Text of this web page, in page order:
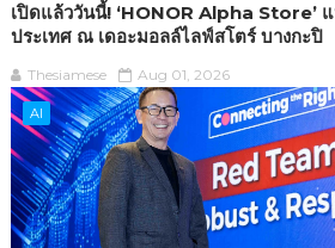
เปิดแล้ววันนี้! ‘HONOR Alpha Store’
ประเทศ ณ เดอะมอลล์ไลฟ์สโตร์ บางกะปิ
Thesiamese Aug 01, 2026
AI